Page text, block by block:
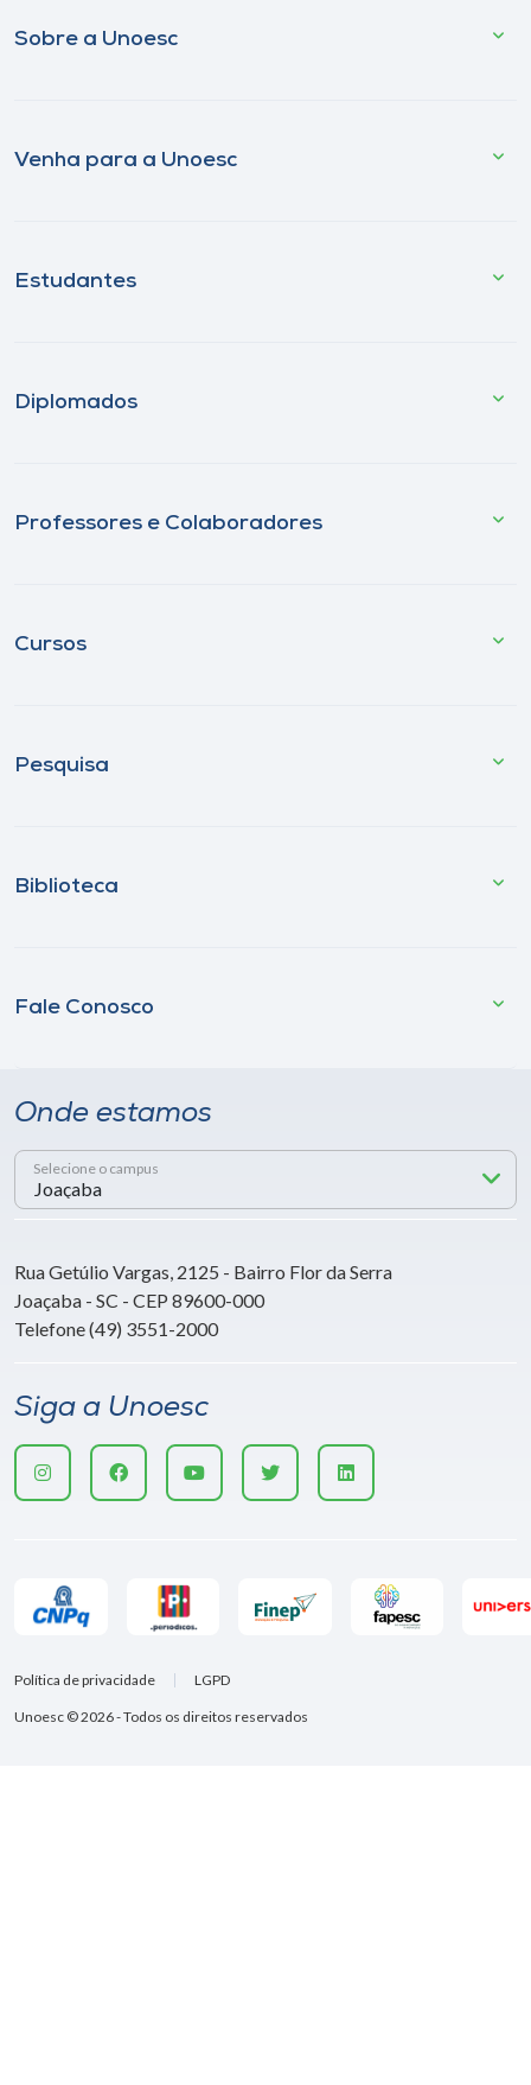
Sobre a Unoesc
Venha para a Unoesc
Estudantes
Diplomados
Professores e Colaboradores
Cursos
Pesquisa
Biblioteca
Fale Conosco
Onde estamos
Selecione o campus
Rua Getúlio Vargas, 2125 - Bairro Flor da Serra
Joaçaba - SC - CEP 89600-000
Telefone (49) 3551-2000
Siga a Unoesc
Unoesc © 2026 - Todos os direitos reservados
Política de privacidade LGPD